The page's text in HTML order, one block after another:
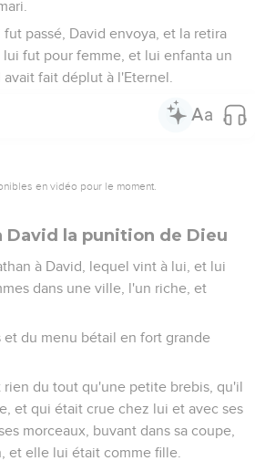
passé, David envoya, et la retira
lui fut pour femme, et lui enfanta un
fait déplut à l'Eternel.
en vidéo pour le moment.
David la punition de Dieu
à David, lequel vint à lui, et lui
dans une ville, l'un riche, et
et du menu bétail en fort grande
rien du tout qu'une petite brebis, qu'il
et qui était crue chez lui et avec ses
morceaux, buvant dans sa coupe,
et elle lui était comme fille.